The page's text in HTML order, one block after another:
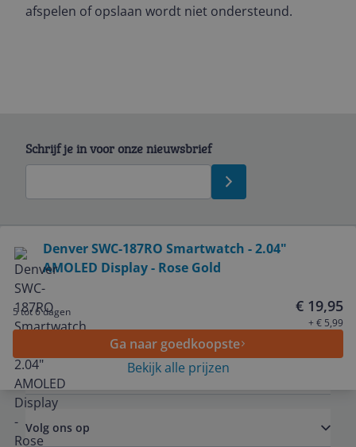
afspelen of opslaan wordt niet ondersteund.
Denver SWC-187RO Smartwatch - 2.04"
AMOLED Display - Rose Gold
5 tot 6 dagen € 19,95
+ € 5,99
Ga naar goedkoopste
Bekijk alle prijzen
Schrijf je in voor onze nieuwsbrief
Service
Algemeen
Volg ons op